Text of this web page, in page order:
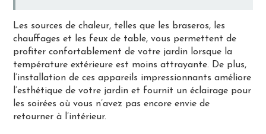
Les sources de chaleur, telles que les braseros, les
chauffages et les feux de table, vous permettent de
profiter confortablement de votre jardin lorsque la
température extérieure est moins attrayante. De plus,
l’installation de ces appareils impressionnants améliore
l’esthétique de votre jardin et fournit un éclairage pour
les soirées où vous n’avez pas encore envie de
retourner à l’intérieur.